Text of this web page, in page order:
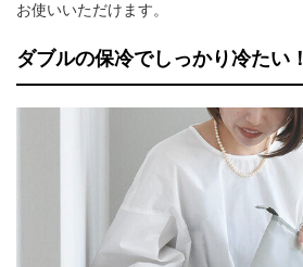
お使いいただけます。
ダブルの保冷でしっかり冷たい！